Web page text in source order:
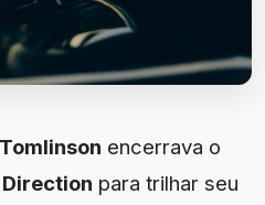
encerrava o
para trilhar seu